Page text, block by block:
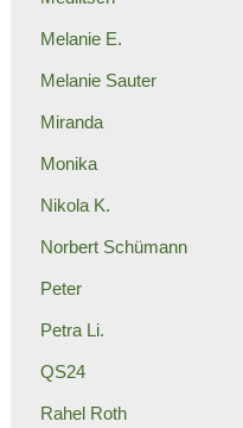
Melanie E.
Melanie Sauter
Miranda
Monika
Nikola K.
Norbert Schümann
Peter
Petra Li.
QS24
Rahel Roth